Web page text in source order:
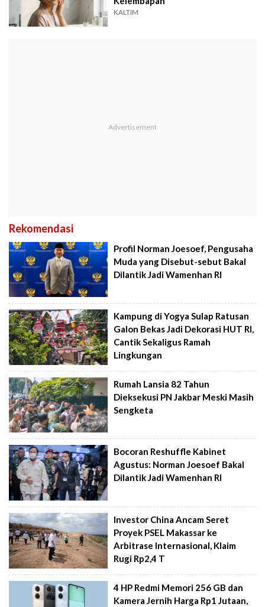
KALTIM
Rekomendasi
Profil Norman Joesoef, Pengusaha
Muda yang Disebut-sebut Bakal
Dilantik Jadi Wamenhan RI
Kampung di Yogya Sulap Ratusan
Galon Bekas Jadi Dekorasi HUT RI,
Cantik Sekaligus Ramah
Lingkungan
Rumah Lansia 82 Tahun
Dieksekusi PN Jakbar Meski Masih
Sengketa
Bocoran Reshuffle Kabinet
Agustus: Norman Joesoef Bakal
Dilantik Jadi Wamenhan RI
Investor China Ancam Seret
Proyek PSEL Makassar ke
Arbitrase Internasional, Klaim
Rugi Rp2,4 T
4 HP Redmi Memori 256 GB dan
Kamera Jernih Harga Rp1 Jutaan,